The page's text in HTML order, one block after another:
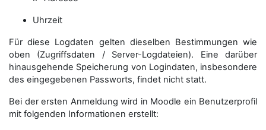
Uhrzeit
Für diese Logdaten gelten dieselben Bestimmungen wie
oben (Zugriffsdaten / Server-Logdateien). Eine darüber
hinausgehende Speicherung von Logindaten, insbesondere
des eingegebenen Passworts, findet nicht statt.
Bei der ersten Anmeldung wird in Moodle ein Benutzerprofil
mit folgenden Informationen erstellt: